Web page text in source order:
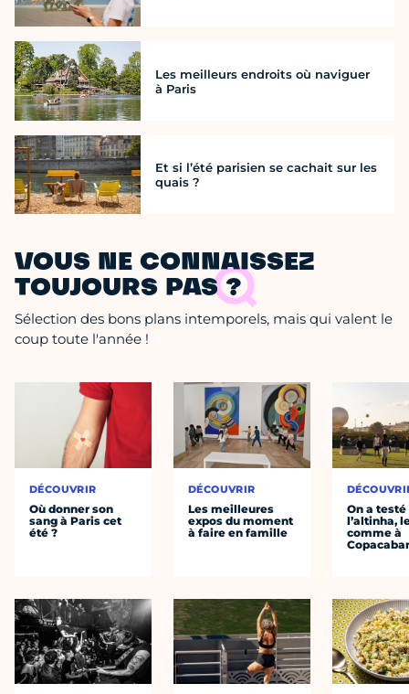
Les meilleurs endroits où naviguer
à Paris
Et si l’été parisien se cachait sur les
quais ?
VOUS NE CONNAISSEZ
TOUJOURS PAS ?
Sélection des bons plans intemporels, mais qui valent le
coup toute l'année !
DÉCOUVRIR
Où donner son
sang à Paris cet
été ?
DÉCOUVRIR
Les meilleures
expos du moment
à faire en famille
On a testé
l’altinha,
comme à